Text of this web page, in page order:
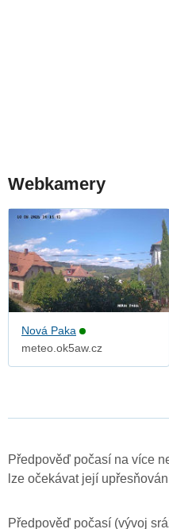
Webkamery
Nová Paka
meteo.ok5aw.cz
Předpověď počasí na více
lze očekávat její
Předpověď počasí (vývoj